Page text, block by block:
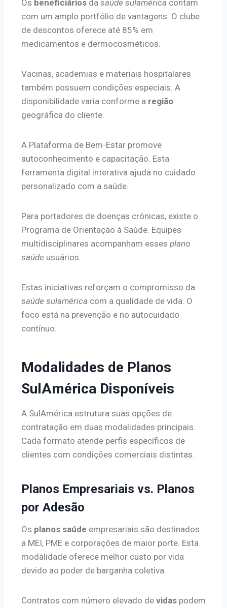
Os beneficiários da saúde sulamérica contam
com um amplo portfólio de vantagens. O clube
de descontos oferece até 85% em
medicamentos e dermocosméticos.
Vacinas, academias e materiais hospitalares
também possuem condições especiais. A
disponibilidade varia conforme a região
geográfica do cliente.
A Plataforma de Bem-Estar promove
autoconhecimento e capacitação. Esta
ferramenta digital interativa ajuda no cuidado
personalizado com a saúde.
Para portadores de doenças crônicas, existe o
Programa de Orientação à Saúde. Equipes
multidisciplinares acompanham esses plano
saúde usuários.
Estas iniciativas reforçam o compromisso da
saúde sulamérica com a qualidade de vida. O
foco está na prevenção e no autocuidado
contínuo.
Modalidades de Planos
SulAmérica Disponíveis
A SulAmérica estrutura suas opções de
contratação em duas modalidades principais.
Cada formato atende perfis específicos de
clientes com condições comerciais distintas.
Planos Empresariais vs. Planos
por Adesão
Os planos saúde empresariais são destinados
a MEI, PME e corporações de maior porte. Esta
modalidade oferece melhor custo por vida
devido ao poder de barganha coletiva.
Contratos com número elevado de vidas podem